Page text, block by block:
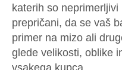
katerih so
prepričani, da se vaš
primer na mizo ali
glede velikosti, oblike